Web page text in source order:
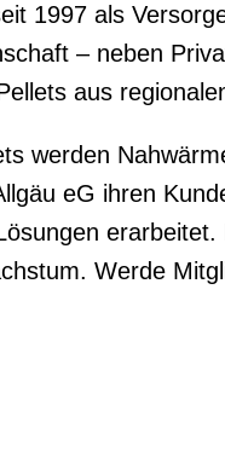
1997 als
– neben
aus
werden
eG ihren
Werde